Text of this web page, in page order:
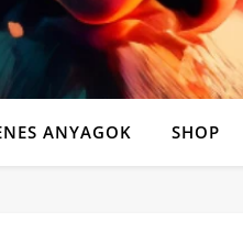
ANYAGOK SHOP